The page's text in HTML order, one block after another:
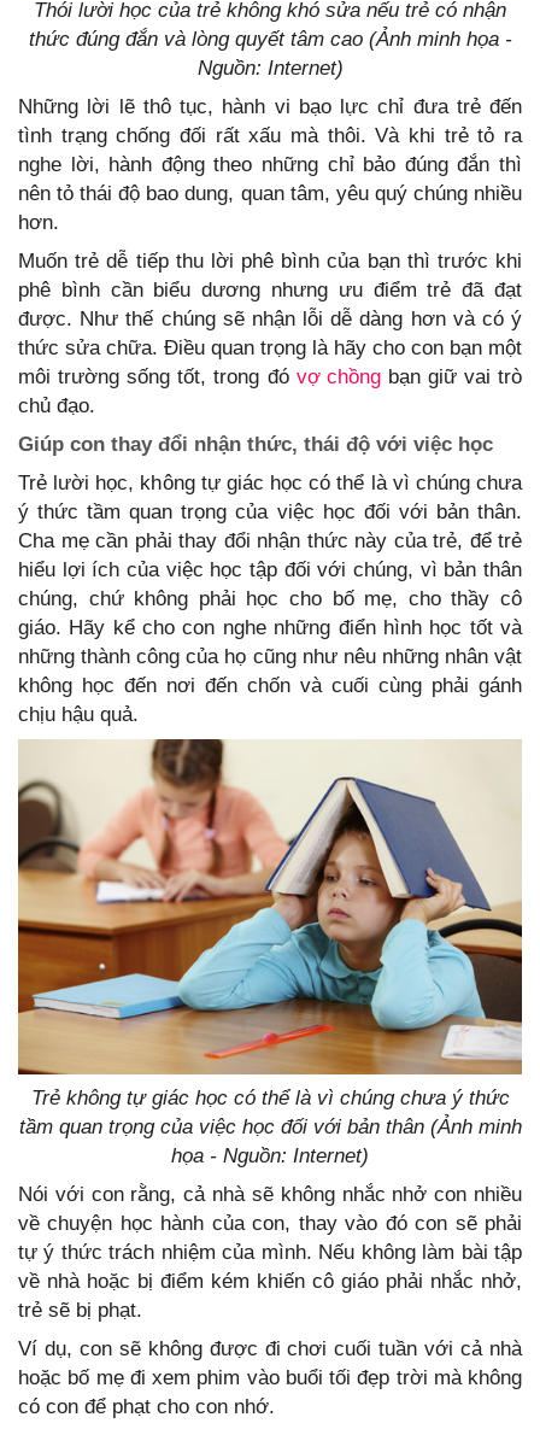
Thói lười học của trẻ không khó sửa nếu trẻ có nhận
thức đúng đắn và lòng quyết tâm cao (Ảnh minh họa -
Nguồn: Internet)
Những lời lẽ thô tục, hành vi bạo lực chỉ đưa trẻ đến
tình trạng chống đối rất xấu mà thôi. Và khi trẻ tỏ ra
nghe lời, hành động theo những chỉ bảo đúng đắn thì
nên tỏ thái độ bao dung, quan tâm, yêu quý chúng nhiều
hơn.
Muốn trẻ dễ tiếp thu lời phê bình của bạn thì trước khi
phê bình cần biểu dương nhưng ưu điểm trẻ đã đạt
được. Như thế chúng sẽ nhận lỗi dễ dàng hơn và có ý
thức sửa chữa. Điều quan trọng là hãy cho con bạn một
môi trường sống tốt, trong đó vợ chồngbạn giữ vai trò
chủ đạo.
Giúp con thay đổi nhận thức, thái độ với việc học
Trẻ lười học, không tự giác học có thể là vì chúng chưa
ý thức tầm quan trọng của việc học đối với bản thân.
Cha mẹ cần phải thay đổi nhận thức này của trẻ, để trẻ
hiểu lợi ích của việc học tập đối với chúng, vì bản thân
chúng, chứ không phải học cho bố mẹ, cho thầy cô
giáo. Hãy kể cho con nghe những điển hình học tốt và
những thành công của họ cũng như nêu những nhân vật
không học đến nơi đến chốn và cuối cùng phải gánh
chịu hậu quả.
Trẻ không tự giác học có thể là vì chúng chưa ý thức
tầm quan trọng của việc học đối với bản thân (Ảnh minh
họa - Nguồn: Internet)
Nói với con rằng, cả nhà sẽ không nhắc nhở con nhiều
về chuyện học hành của con, thay vào đó con sẽ phải
tự ý thức trách nhiệm của mình. Nếu không làm bài tập
về nhà hoặc bị điểm kém khiến cô giáo phải nhắc nhở,
trẻ sẽ bị phạt.
Ví dụ, con sẽ không được đi chơi cuối tuần với cả nhà
hoặc bố mẹ đi xem phim vào buổi tối đẹp trời mà không
có con để phạt cho con nhớ.